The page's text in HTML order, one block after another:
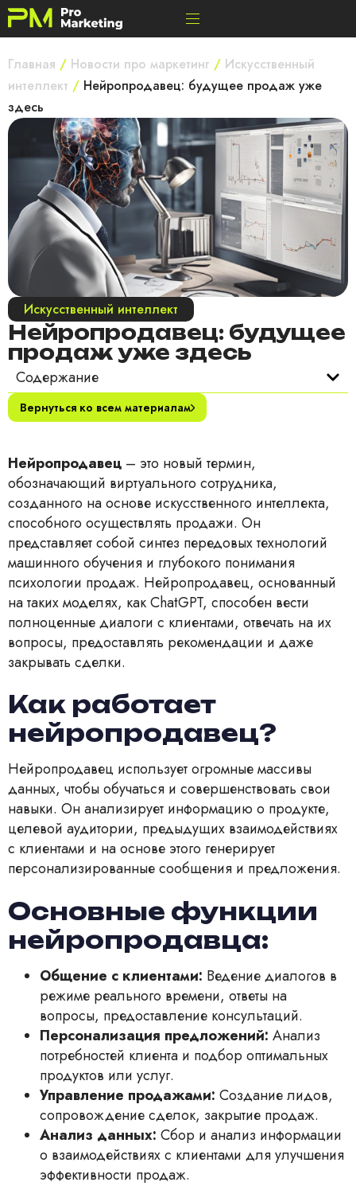
Главная / Новости про маркетинг / Искусственный
интеллект / Нейропродавец: будущее продаж уже
здесь
Искусственный интеллект
Нейропродавец: будущее
продаж уже здесь
Содержание
Вернуться ко всем материалам
Нейропродавец – это новый термин,
обозначающий виртуального сотрудника,
созданного на основе искусственного интеллекта,
способного осуществлять продажи. Он
представляет собой синтез передовых технологий
машинного обучения и глубокого понимания
психологии продаж. Нейропродавец, основанный
на таких моделях, как ChatGPT, способен вести
полноценные диалоги с клиентами, отвечать на их
вопросы, предоставлять рекомендации и даже
закрывать сделки.
Как работает
нейропродавец?
Нейропродавец использует огромные массивы
данных, чтобы обучаться и совершенствовать свои
навыки. Он анализирует информацию о продукте,
целевой аудитории, предыдущих взаимодействиях
с клиентами и на основе этого генерирует
персонализированные сообщения и предложения.
Основные функции
нейропродавца:
Общение с клиентами: Ведение диалогов в
режиме реального времени, ответы на
вопросы, предоставление консультаций.
Персонализация предложений: Анализ
потребностей клиента и подбор оптимальных
продуктов или услуг.
Управление продажами: Создание лидов,
сопровождение сделок, закрытие продаж.
Анализ данных: Сбор и анализ информации
о взаимодействиях с клиентами для улучшения
эффективности продаж.